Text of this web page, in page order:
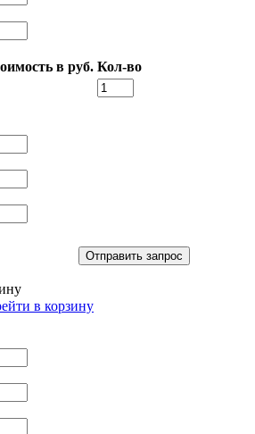
в руб. Кол-во
Отправить запрос
в корзину